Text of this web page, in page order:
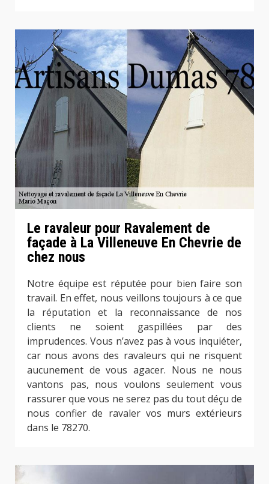
Le ravaleur pour Ravalement de
façade à La Villeneuve En Chevrie de
chez nous
Notre équipe est réputée pour bien faire son
travail. En effet, nous veillons toujours à ce que
la réputation et la reconnaissance de nos
clients ne soient gaspillées par des
imprudences. Vous n’avez pas à vous inquiéter,
car nous avons des ravaleurs qui ne risquent
aucunement de vous agacer. Nous ne nous
vantons pas, nous voulons seulement vous
rassurer que vous ne serez pas du tout déçu de
nous confier de ravaler vos murs extérieurs
dans le 78270.